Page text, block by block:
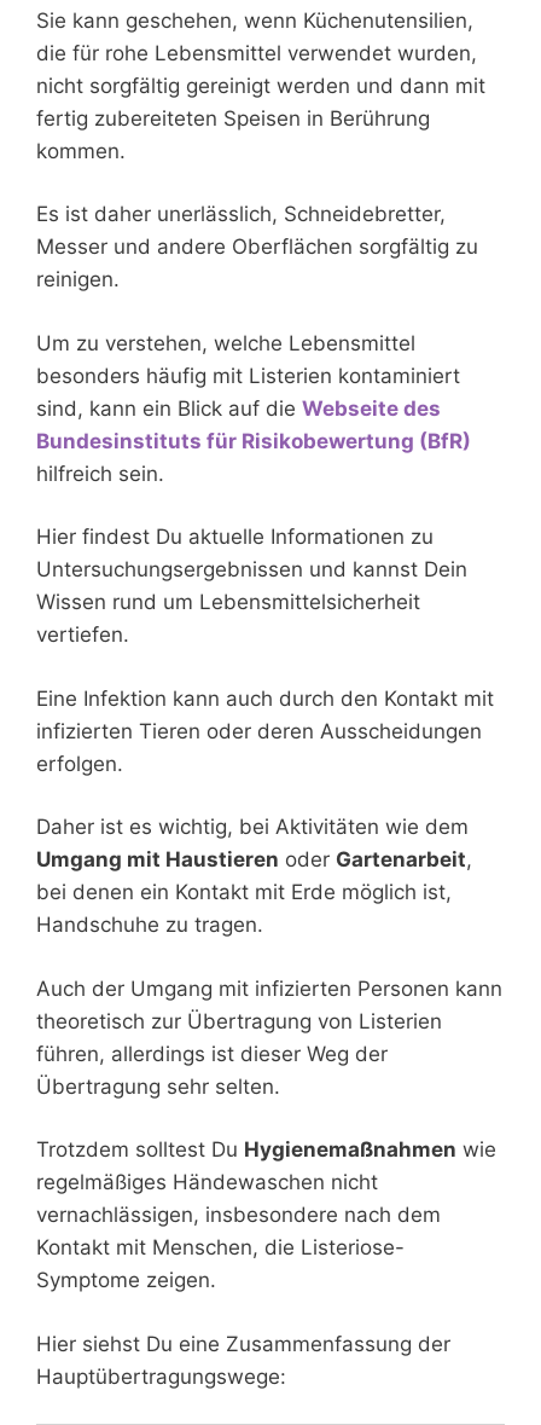
Sie kann geschehen, wenn Küchenutensilien,
die für rohe Lebensmittel verwendet wurden,
nicht sorgfältig gereinigt werden und dann mit
fertig zubereiteten Speisen in Berührung
kommen.
Es ist daher unerlässlich, Schneidebretter,
Messer und andere Oberflächen sorgfältig zu
reinigen.
Um zu verstehen, welche Lebensmittel
besonders häufig mit Listerien kontaminiert
sind, kann ein Blick auf die Webseite des
Bundesinstituts für Risikobewertung (BfR)
hilfreich sein.
Hier findest Du aktuelle Informationen zu
Untersuchungsergebnissen und kannst Dein
Wissen rund um Lebensmittelsicherheit
vertiefen.
Eine Infektion kann auch durch den Kontakt mit
infizierten Tieren oder deren Ausscheidungen
erfolgen.
Daher ist es wichtig, bei Aktivitäten wie dem
Umgang mit Haustieren oder Gartenarbeit,
bei denen ein Kontakt mit Erde möglich ist,
Handschuhe zu tragen.
Auch der Umgang mit infizierten Personen kann
theoretisch zur Übertragung von Listerien
führen, allerdings ist dieser Weg der
Übertragung sehr selten.
Trotzdem solltest Du Hygienemaßnahmen wie
regelmäßiges Händewaschen nicht
vernachlässigen, insbesondere nach dem
Kontakt mit Menschen, die Listeriose-
Symptome zeigen.
Hier siehst Du eine Zusammenfassung der
Hauptübertragungswege: